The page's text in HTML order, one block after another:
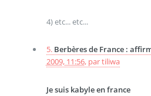
4) etc... etc...
5. Berbères de France :
2009, 11:56, partiliwa
Je suis kabyle en france